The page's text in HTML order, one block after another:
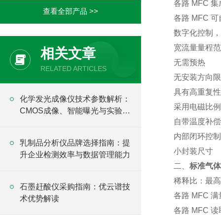
各路 MFC 集
各路 MFC 可
数字化控制
宽流量量程
无需预热
无安装方向
具有高重复
采用电磁比
自带温度补
内部闭环控
小封装尺寸
二、 标准气
稀释比：最
各路 MFC 满
各路 MFC 读
查看全部产品 >>
相关文章
RELATED ARTICLES
化学发光成像仪技术参数解析：
CMOS成像、智能曝光与实验应
乳制品分析仪品牌选择指南：提
升企业检测效率与数据管理能力
石墨赶酸仪采购指南：优云谱技
术优势解读